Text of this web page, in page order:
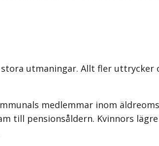
utmaningar. Allt fler
medlemmar inom
till pensionsåldern. Kvinnors